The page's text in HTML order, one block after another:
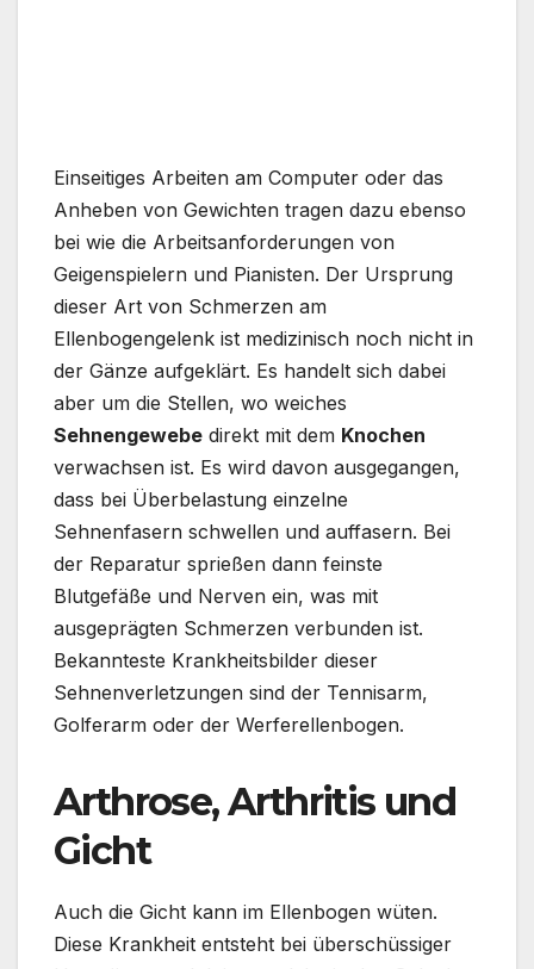
Einseitiges Arbeiten am Computer oder das
Anheben von Gewichten tragen dazu ebenso
bei wie die Arbeitsanforderungen von
Geigenspielern und Pianisten. Der Ursprung
dieser Art von Schmerzen am
Ellenbogengelenk ist medizinisch noch nicht in
der Gänze aufgeklärt. Es handelt sich dabei
aber um die Stellen, wo weiches
Sehnengewebe direkt mit dem Knochen
verwachsen ist. Es wird davon ausgegangen,
dass bei Überbelastung einzelne
Sehnenfasern schwellen und auffasern. Bei
der Reparatur sprießen dann feinste
Blutgefäße und Nerven ein, was mit
ausgeprägten Schmerzen verbunden ist.
Bekannteste Krankheitsbilder dieser
Sehnenverletzungen sind der Tennisarm,
Golferarm oder der Werferellenbogen.
Arthrose, Arthritis und
Gicht
Auch die Gicht kann im Ellenbogen wüten.
Diese Krankheit entsteht bei überschüssiger